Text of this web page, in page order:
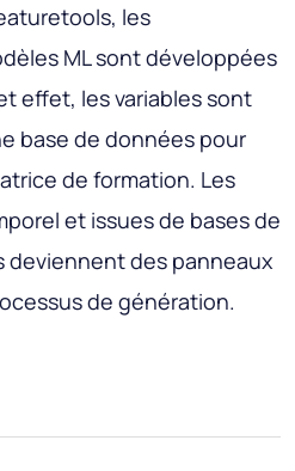
les
ML sont développées
effet, les variables sont
base de données pour
de formation. Les
et issues de bases de
des panneaux
de génération.